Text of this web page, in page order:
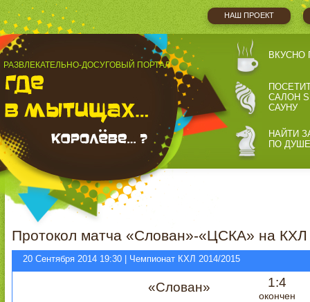
НАШ ПРОЕКТ
РАЗВЛЕКАТЕЛЬНО-ДОСУГОВЫЙ ПОРТАЛ
ВКУСНО
САЛОН
САУНУ
НАЙТИ
ПО ДУШЕ
Протокол матча «Слован»-«ЦСКА» на
20 Сентября 2014 19:30 | Чемпионат КХЛ 2014/2015
«Слован» 1:4
окончен